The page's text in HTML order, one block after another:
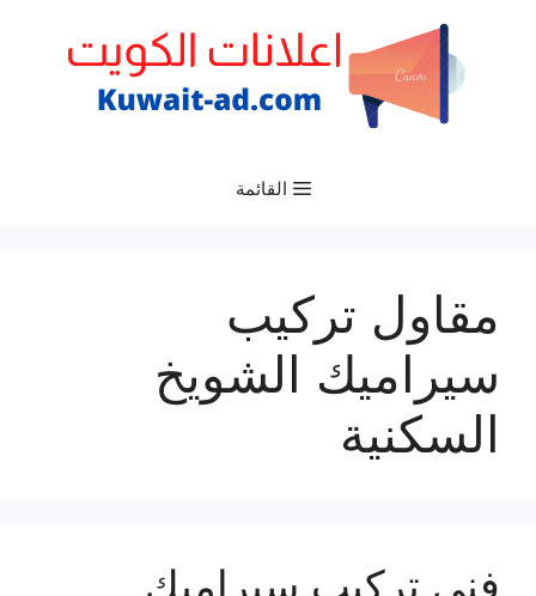
القائمة
مقاول تركيب
سيراميك الشويخ
السكنية
فني تركيب سيراميك